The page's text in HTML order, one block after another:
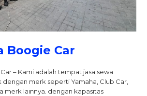
Boogie Car
– Kami adalah tempat jasa sewa
merk seperti Yamaha, Club Car,
merk lainnya. dengan kapasitas